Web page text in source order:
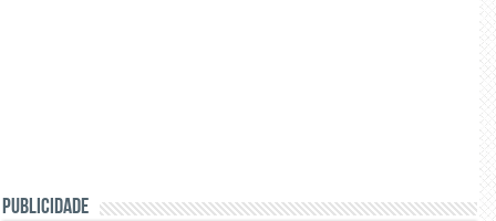
PUBLICIDADE